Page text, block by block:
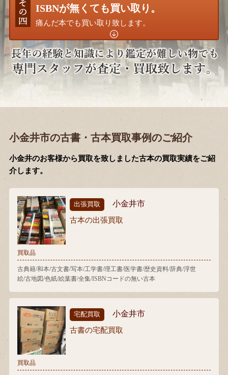
ISBNが無くても買い取り。
痛んだ本でも買い取り致します。
小金井市の古書・古本買取事例のご紹介
小金井のお客様から買取を致しました古本の買取実績をご紹
介します。
出張買取 小金井市
古本の出張買取
買取品
古典籍/和本/古文書/写本/工学書/理工書/医学書/歴史資料/辞典/浮世
絵/古地図/色紙/絵葉書/全集/ISBNコードの無い古本
宅配買取 小金井市
古書の宅配買取
買取品